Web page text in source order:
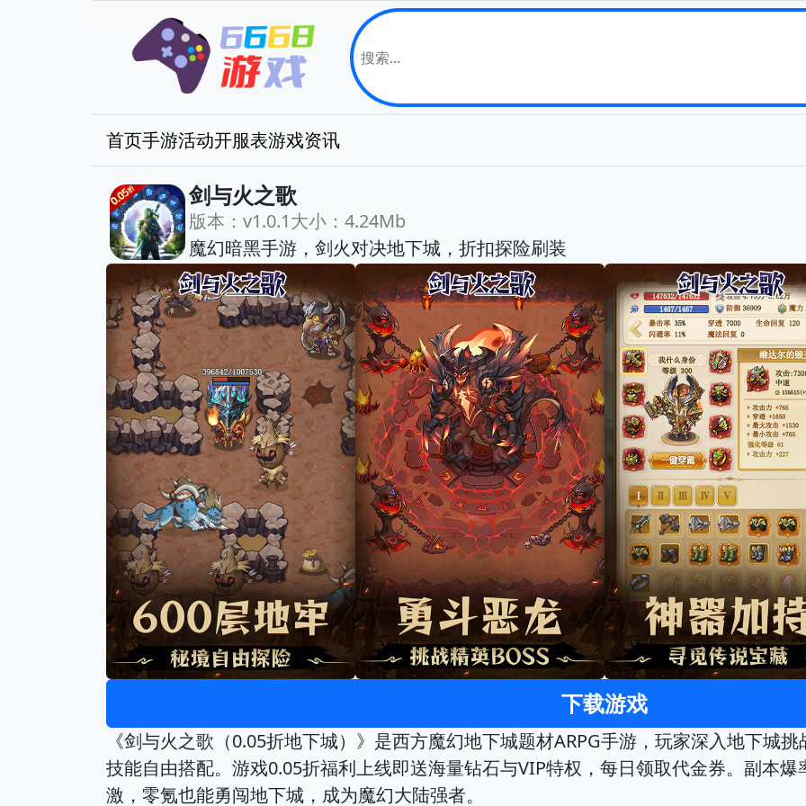
首页手游活动开服表游戏资讯
剑与火之歌
版本：v1.0.1大小：4.24Mb
魔幻暗黑手游，剑火对决地下城，折扣探险刷装
下载游戏
《剑与火之歌（0.05折地下城）》是西方魔幻地下城题材ARPG手游，玩家深入地下城
技能自由搭配。游戏0.05折福利上线即送海量钻石与VIP特权，每日领取代金券。副本
激，零氪也能勇闯地下城，成为魔幻大陆强者。